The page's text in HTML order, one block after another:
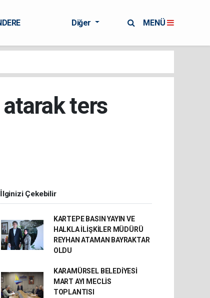
Diğer MENÜ
ters
İlginizi Çekebilir
KARTEPE BASIN YAYIN VE
HALKLA İLİŞKİLER MÜDÜRÜ
REYHAN ATAMAN BAYRAKTAR
OLDU
KARAMÜRSEL BELEDİYESİ
MART AYI MECLİS
TOPLANTISI